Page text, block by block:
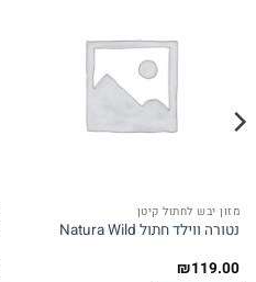
מזון יבש לחתול קיטן
נטורה ווילד חתול Natura Wild
₪119.00